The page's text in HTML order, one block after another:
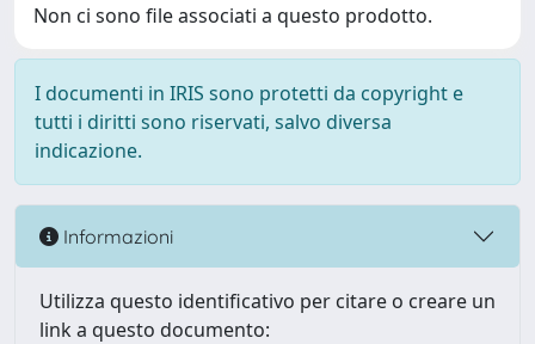
Non ci sono file associati a questo prodotto.
I documenti in IRIS sono protetti da copyright e
tutti i diritti sono riservati, salvo diversa
indicazione.
Informazioni
Utilizza questo identificativo per citare o creare un
link a questo documento: